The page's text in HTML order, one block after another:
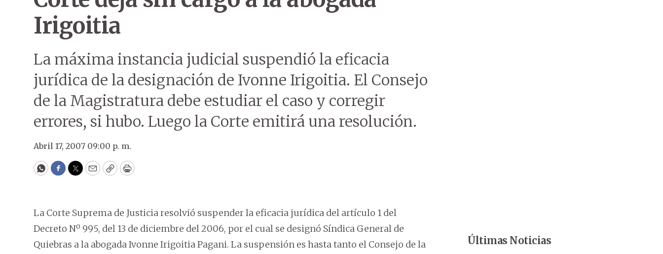
Irigoitia
La máxima instancia judicial suspendió la eficacia
jurídica de la designación de Ivonne Irigoitia. El Consejo
de la Magistratura debe estudiar el caso y corregir
errores, si hubo. Luego la Corte emitirá una resolución.
Abril 17, 2007 09:00 p. m.
WhatsApp
Facebook
Twitter
EmailCopyPrint
La Corte Suprema de Justicia resolvió suspender la eficacia jurídica del artículo 1 del
Decreto Nº 995, del 13 de diciembre del 2006, por el cual se designó Síndica General de
Quiebras a la abogada Ivonne Irigoitia Pagani. La suspensión es hasta tanto el Consejo de la
Últimas Noticias